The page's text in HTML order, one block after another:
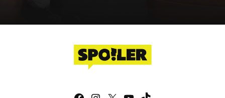
Facebook
Instagram
X YouTube